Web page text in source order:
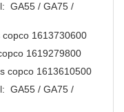
GA55 / GA75 /
1613730600
1619279800
copco 1613610500
GA55 / GA75 /